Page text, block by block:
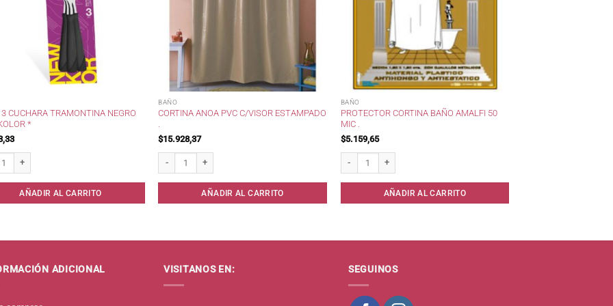
CUCHARA TRAMONTINA NEGRO
*
AÑADIR AL CARRITO
BAÑO
CORTINA ANOA PVC C/VISOR ESTAMPADO
$15.928,37
AÑADIR AL CARRITO
BAÑO
PROTECTOR CORTINA BAÑO AMALFI 50
MIC .
$5.159,65
AÑADIR AL CARRITO
ADICIONAL VISITANOS EN: SEGUINOS